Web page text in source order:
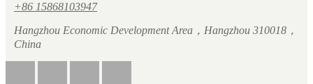
+86 15868103947
Hangzhou Economic Development Area，Hangzhou 310018，
China